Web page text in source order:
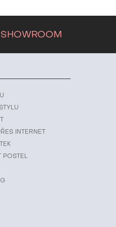
SHOWROOM
INTERNET
POSTEL